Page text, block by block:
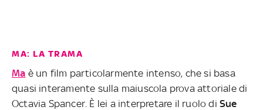
MA: LA TRAMA
Ma è un film particolarmente intenso, che si basa
quasi interamente sulla maiuscola prova attoriale di
Octavia Spancer. È lei a interpretare il ruolo diSue